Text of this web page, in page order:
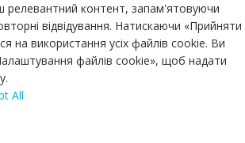
релевантний контент, запам'ятовуючи
відвідування. Натискаючи «Прийняти
на використання усіх файлів cookie. Ви
файлів cookie», щоб надати
All